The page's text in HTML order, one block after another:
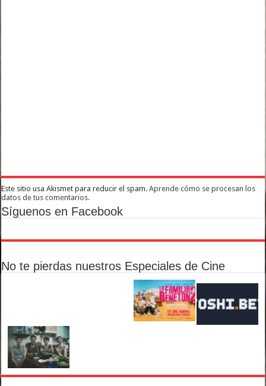
Este sitio usa Akismet para reducir el spam.Aprende cómo se procesan los
datos de tus comentarios.
Síguenos en Facebook
No te pierdas nuestros Especiales de Cine